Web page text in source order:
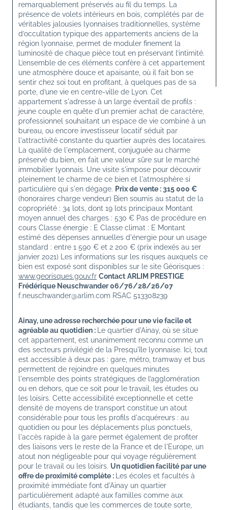
remarquablement préservés au fil du temps. La
présence de volets intérieurs en bois, complétés par de
véritables jalousies lyonnaises traditionnelles, système
d’occultation typique des appartements anciens de la
région lyonnaise, permet de moduler finement la
luminosité de chaque pièce tout en préservant l’intimité.
L’ensemble de ces éléments confère à cet appartement
une atmosphère douce et apaisante, où il fait bon se
sentir chez soi tout en profitant, à quelques pas de sa
porte, d’une vie en centre-ville de Lyon. Cet
appartement s'adresse à un large éventail de profils :
jeune couple en quête d'un premier achat de caractère,
professionnel souhaitant un espace de vie combiné à un
bureau, ou encore investisseur locatif séduit par
l'attractivité constante du quartier auprès des locataires.
La qualité de l'emplacement, conjuguée au charme
préservé du bien, en fait une valeur sûre sur le marché
immobilier lyonnais. Une visite s'impose pour découvrir
pleinement le charme de ce bien et l'atmosphère si
particulière qui s'en dégage. Prix de vente : 315 000 €
(honoraires charge vendeur) Bien soumis au statut de la
copropriété : 34 lots, dont 19 lots principaux Montant
moyen annuel des charges : 530 € Pas de procédure en
cours Classe énergie : E Classe climat : E Montant
estimé des dépenses annuelles d'énergie pour un usage
standard : entre 1 590 € et 2 200 € (prix indexés au 1er
janvier 2021) Les informations sur les risques auxquels ce
bien est exposé sont disponibles sur le site Géorisques :
www.georisques.gouv.fr Contact ARLIM PRESTIGE
Frédérique Neuschwander 06/76/28/26/07
f.neuschwander@arlim.com RSAC 513308239
Ainay, une adresse recherchée pour une vie facile et
agréable au quotidien : Le quartier d'Ainay, où se situe
cet appartement, est unanimement reconnu comme un
des secteurs privilégié de la Presqu'île lyonnaise. Ici, tout
est accessible à deux pas : gare, métro, tramway et bus
permettent de rejoindre en quelques minutes
l'ensemble des points stratégiques de l’agglomération
ou en dehors, que ce soit pour le travail, les études ou
les loisirs. Cette accessibilité exceptionnelle et cette
densité de moyens de transport constitue un atout
considérable pour tous les profils d'acquéreurs : au
quotidien ou pour les déplacements plus ponctuels,
l'accès rapide à la gare permet également de profiter
des liaisons vers le reste de la France et de l'Europe, un
atout non négligeable pour qui voyage régulièrement
pour le travail ou les loisirs. Un quotidien facilité par une
offre de proximité complète : Les écoles et facultés à
proximité immédiate font d'Ainay un quartier
particulièrement adapté aux familles comme aux
étudiants, tandis que les commerces de toute sorte,